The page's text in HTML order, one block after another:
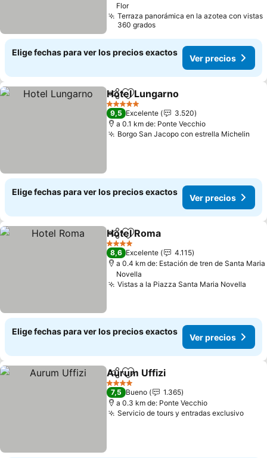
Flor
Terraza panorámica en la azotea con vistas
360 grados
Elige fechas para ver los precios exactos
Ver precios
CompartirAgregar a favoritos
Hotel Lungarno
5 Estrellas
9,5 Excelente
3.520
a 0.1 km de: Ponte Vecchio
Borgo San Jacopo con estrella Michelin
Elige fechas para ver los precios exactos
Ver precios
CompartirAgregar a favoritos
Hotel Roma
4 Estrellas
8,6 Excelente
4.115
a 0.4 km de: Estación de tren de Santa Maria
Novella
Vistas a la Piazza Santa Maria Novella
Elige fechas para ver los precios exactos
Ver precios
CompartirAgregar a favoritos
Aurum Uffizi
4 Estrellas
7,5 Bueno
1.365
a 0.3 km de: Ponte Vecchio
Servicio de tours y entradas exclusivoVer